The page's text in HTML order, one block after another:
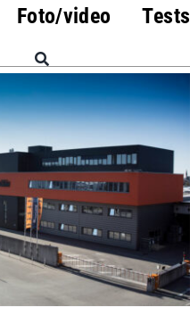
Foto/video Tests